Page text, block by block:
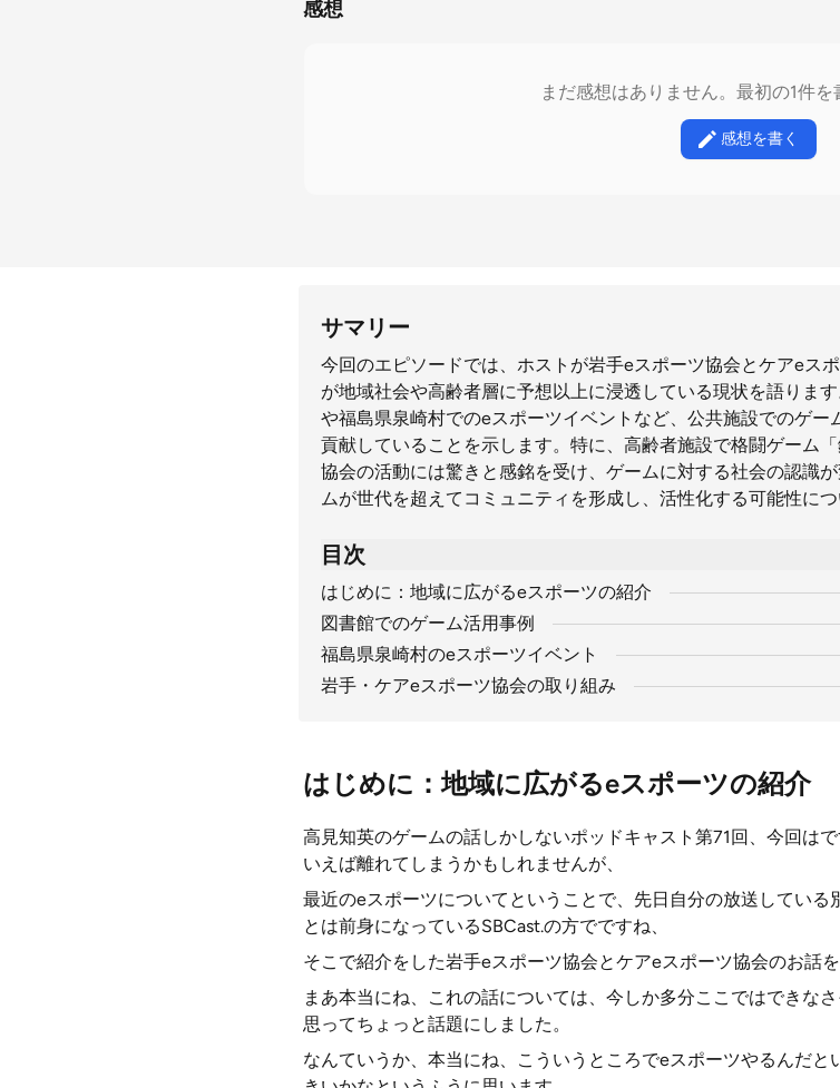
感想
まだ感想はありません。最初の1件を
感想を書く
サマリー
今回のエピソードでは、ホストが岩手eスポーツ協会とケアeス
が地域社会や高齢者層に予想以上に浸透している現状を語りま
や福島県泉崎村でのeスポーツイベントなど、公共施設でのゲ
貢献していることを示します。特に、高齢者施設で格闘ゲーム
協会の活動には驚きと感銘を受け、ゲームに対する社会の認識
ムが世代を超えてコミュニティを形成し、活性化する可能性につ
目次
はじめに：地域に広がるeスポーツの紹介
図書館でのゲーム活用事例
福島県泉崎村のeスポーツイベント
岩手・ケアeスポーツ協会の取り組み
はじめに：地域に広がるeスポーツの紹介
高見知英のゲームの話しかしないポッドキャスト第71回、今回は
いえば離れてしまうかもしれませんが、
最近のeスポーツについてということで、先日自分の放送してい
とは前身になっているSBCast.の方でですね、
そこで紹介をした岩手eスポーツ協会とケアeスポーツ協会のお話
まあ本当にね、これの話については、今しか多分ここではできな
思ってちょっと話題にしました。
なんていうか、本当にね、こういうところでeスポーツやるんだ